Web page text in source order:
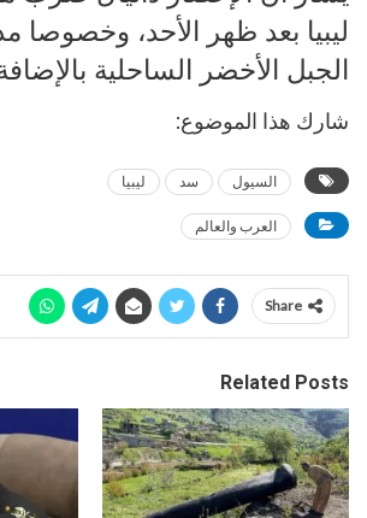
ليبيا بعد ظهر الأحد، وخصوصا
الجبل الأخضر الساحلية
شارك هذا الموضوع:
السيول سد ليبيا
العرب والعالم
Share
Related Posts